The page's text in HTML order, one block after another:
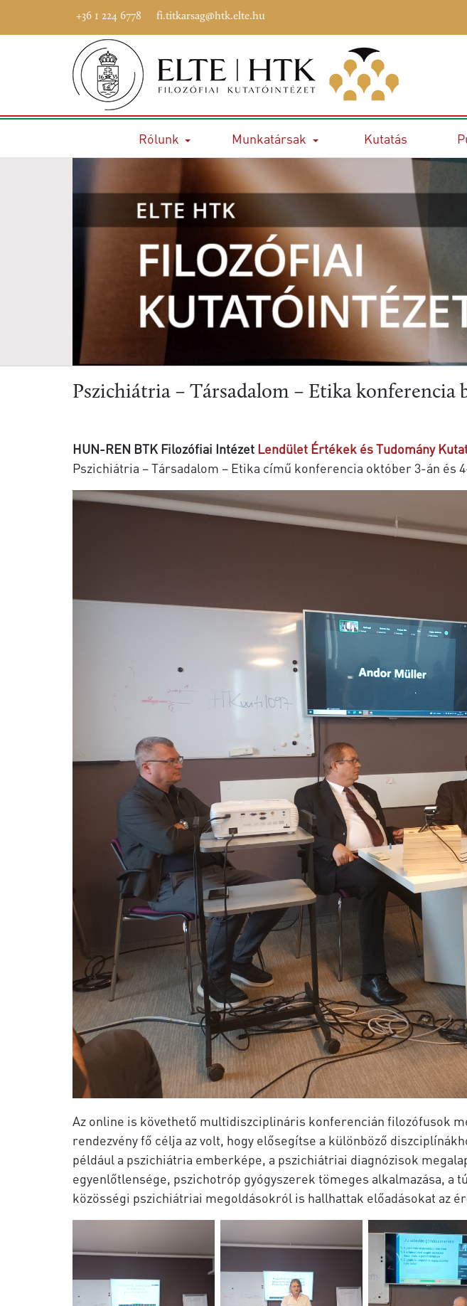
+36 1 224 6778 fi.titkarsag@htk.elte.hu
Rólunk Munkatársak Kutatás
Pszichiátria – Társadalom – Etika konferencia
HUN-REN BTK Filozófiai Intézet Lendület Értékek és Tudomány
Pszichiátria – Társadalom – Etika című konferencia október 3-án és
Az online is követhető multidiszciplináris konferencián filozófusok
rendezvény fő célja az volt, hogy elősegítse a különböző
például a pszichiátria emberképe, a pszichiátriai diagnózisok
egyenlőtlensége, pszichotróp gyógyszerek tömeges alkalmazása,
közösségi pszichiátriai megoldásokról is hallhattak előadásokat az